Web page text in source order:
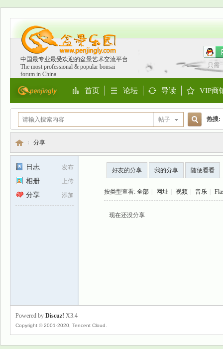
中国最专业最受欢迎的盆景艺术交流平台
The most professional & popular bonsai
forum in China
只需
首页 论坛 导读 VIP商
帖子
搜
索
热搜:
盆
分享
发布
日志
上传
相册
添加
分享
好友的分享 我的分享 随便看看
按类型查看: 全部 网址 视频 音乐
现在还没分享
Powered by Discuz! X3.4
Copyright © 2001-2020, Tencent Cloud.